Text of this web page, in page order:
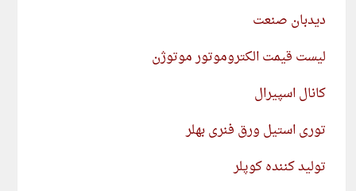
دیدبان صنعت
لیست قیمت الکتروموتور موتوژن
کانال اسپیرال
توری استیل ورق فنری بهلر
تولید کننده کوپلر